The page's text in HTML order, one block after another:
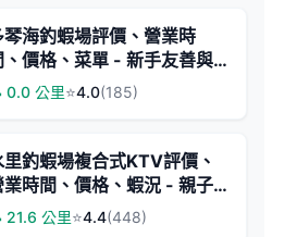
琴海釣蝦場評價、營業時
、價格、菜單 - 新手友善與
切服務
0.0 公里⭐4.0(185)
里釣蝦場複合式KTV評價、
業時間、價格、蝦況 - 親子
樂與釣蝦樂園
21.6 公里⭐4.4(448)